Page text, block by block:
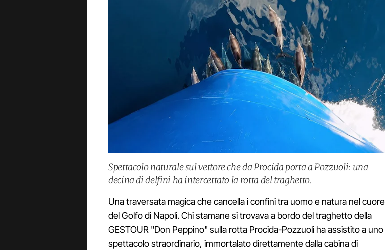
Spettacolo naturale sul vettore che da Procida porta a Pozzuoli: una
decina di delfini ha intercettato la rotta del traghetto.
Una traversata magica che cancella i confini tra uomo e natura nel cuore
del Golfo di Napoli. Chi stamane si trovava a bordo del traghetto della
GESTOUR "Don Peppino" sulla rotta Procida-Pozzuoli ha assistito a uno
spettacolo straordinario, immortalato direttamente dalla cabina di